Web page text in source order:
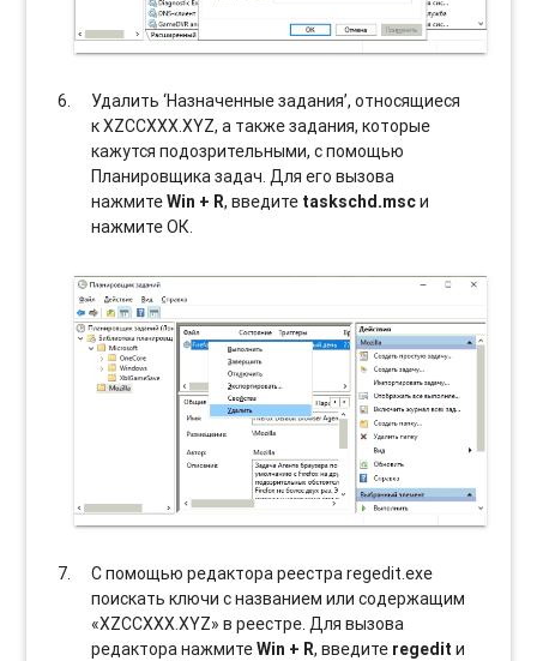
Удалить ‘Назначенные задания’, относящиеся
к XZCCXXX.XYZ, а также задания, которые
кажутся подозрительными, с помощью
Планировщика задач. Для его вызова
нажмитеWin + R, введите taskschd.mscи
нажмите ОК.
С помощью редактора реестра regedit.exe
поискать ключи с названием или содержащим
«XZCCXXX.XYZ» в реестре. Для вызова
редактора нажмитеWin + R, введите regedit и